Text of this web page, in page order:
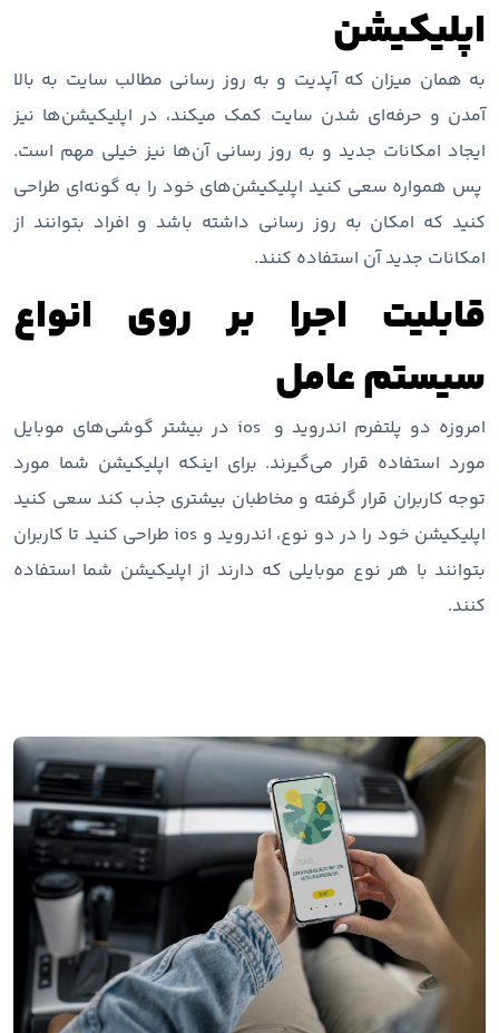
اپلیکیشن
به همان میزان که آپدیت و به روز رسانی مطالب سایت به بالا
آمدن و حرفه‌ای شدن سایت کمک میکند، در اپلیکیشن‌ها نیز
ایجاد امکانات جدید و به روز رسانی آن‌ها نیز خیلی مهم است.
پس همواره سعی کنید اپلیکیشن‌های خود را به گونه‌ای طراحی
کنید که امکان به روز رسانی داشته باشد و افراد بتوانند از
امکانات جدید آن استفاده کنند.
قابلیت اجرا بر روی انواع
سیستم عامل
امروزه دو پلتفرم اندروید و ios در بیشتر گوشی‌های موبایل
مورد استفاده قرار می‌گیرند. برای اینکه اپلیکیشن شما مورد
توجه کاربران قرار گرفته و مخاطبان بیشتری جذب کند سعی کنید
اپلیکیشن خود را در دو نوع، اندروید و ios طراحی کنید تا کاربران
بتوانند با هر نوع موبایلی که دارند از اپلیکیشن شما استفاده
کنند.